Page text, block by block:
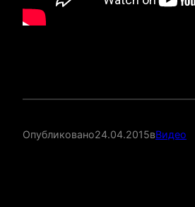
Опубликовано24.04.2015вВидео